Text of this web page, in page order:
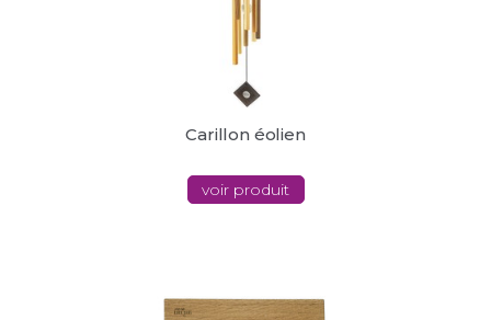
Carillon éolien
voir produit